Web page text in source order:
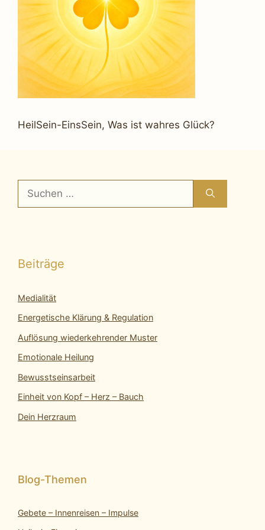
HeilSein-EinsSein, Was ist wahres Glück?
nach:
Beiträge
Medialität
Energetische Klärung & Regulation
Auflösung wiederkehrender Muster
Emotionale Heilung
Bewusstseinsarbeit
Einheit von Kopf – Herz – Bauch
Dein Herzraum
Gebete – Innenreisen – Impulse